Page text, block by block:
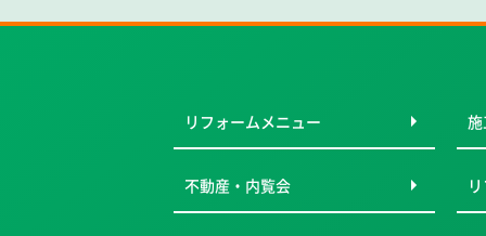
リフォームメニュー
不動産・内覧会